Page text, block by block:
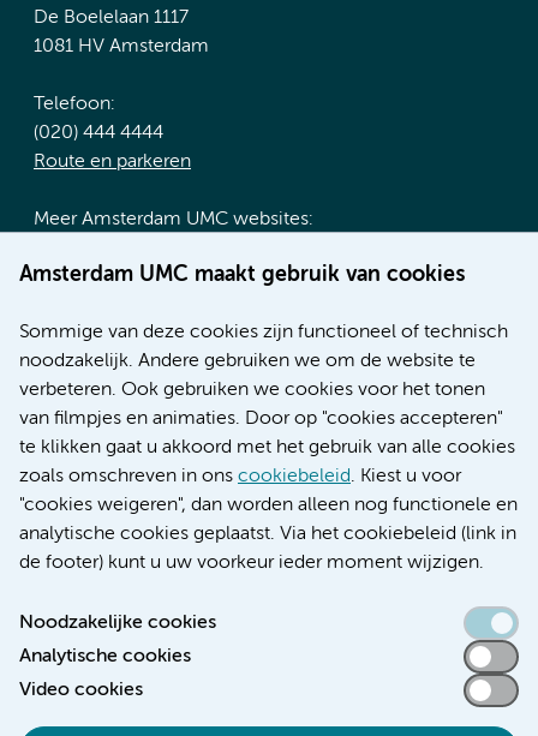
Amsterdam UMC maakt gebruik van cookies
Sommige van deze cookies zijn functioneel of technisch
noodzakelijk. Andere gebruiken we om de website te
verbeteren. Ook gebruiken we cookies voor het tonen
van filmpjes en animaties. Door op "cookies accepteren"
te klikken gaat u akkoord met het gebruik van alle cookies
zoals omschreven in ons cookiebeleid. Kiest u voor
"cookies weigeren", dan worden alleen nog functionele en
analytische cookies geplaatst. Via het cookiebeleid (link in
de footer) kunt u uw voorkeur ieder moment wijzigen.
Noodzakelijke cookies
Analytische cookies
Video cookies
De Boelelaan 1117
1081 HV Amsterdam
Telefoon:
(020) 444 4444
Route en parkeren
Meer Amsterdam UMC websites:
Werken bij Amsterdam UMC
Nieuws
Research
Educatie locatie AMC
Educatie locatie VUmc
Verwijzen & diagnostiek
Toegankelijkheidsverklaring
Responsible disclosure